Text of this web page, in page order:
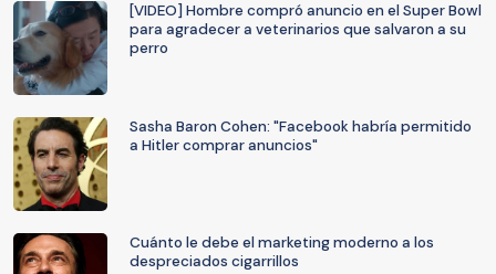
[VIDEO] Hombre compró anuncio en el Super Bowl
para agradecer a veterinarios que salvaron a su
perro
Sasha Baron Cohen: "Facebook habría permitido
a Hitler comprar anuncios"
Cuánto le debe el marketing moderno a los
despreciados cigarrillos